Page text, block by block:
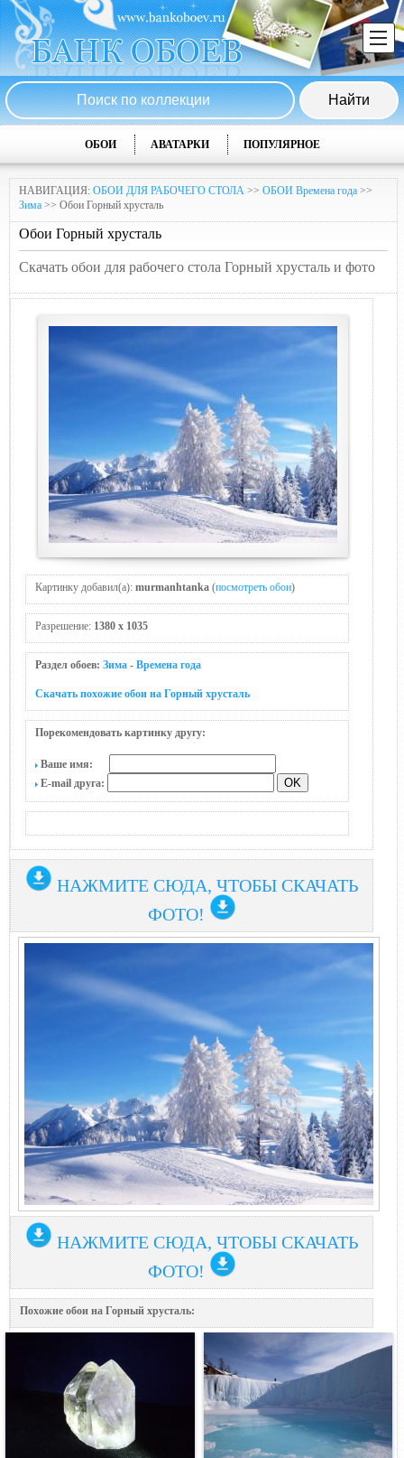
ОБОИ АВАТАРКИ ПОПУЛЯРНОЕ
НАВИГАЦИЯ: ОБОИ ДЛЯ РАБОЧЕГО СТОЛА >> ОБОИ Времена года >>
Зима >> Обои Горный хрусталь
Обои Горный хрусталь
Скачать обои для рабочего стола Горный хрусталь и фото
Картинку добавил(а): murmanhtanka (посмотреть обои)
Разрешение: 1380 x 1035
Раздел обоев: Зима - Времена года
Скачать похожие обои на Горный хрусталь
Порекомендовать картинку другу:
Ваше имя:
E-mail друга:
НАЖМИТЕ СЮДА, ЧТОБЫ СКАЧАТЬ
ФОТО!
НАЖМИТЕ СЮДА, ЧТОБЫ СКАЧАТЬ
ФОТО!
Похожие обои на Горный хрусталь: